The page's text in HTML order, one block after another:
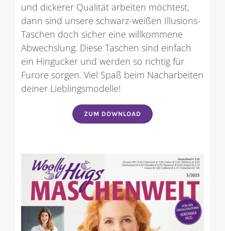
und dickerer Qualität arbeiten möchtest,
dann sind unsere schwarz-weißen Illusions-
Taschen doch sicher eine willkommene
Abwechslung. Diese Taschen sind einfach
ein Hingucker und werden so richtig für
Furore sorgen. Viel Spaß beim Nacharbeiten
deiner Lieblingsmodelle!
ZUM DOWNLOAD